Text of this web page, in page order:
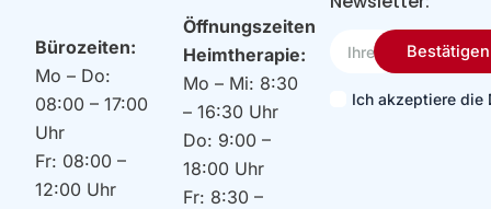
Bürozeiten:
Mo – Do:
08:00 – 17:00
Uhr
Fr: 08:00 –
12:00 Uhr
Öffnungszeiten
Heimtherapie:
Mo – Mi: 8:30
– 16:30 Uhr
Do: 9:00 –
18:00 Uhr
Fr: 8:30 –
Email
Ich akzeptiere die
Bestätigen